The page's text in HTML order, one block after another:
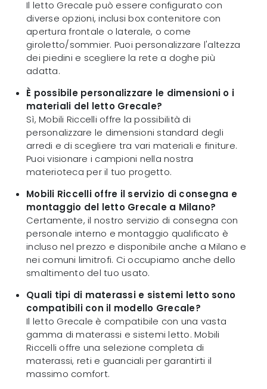
Il letto Grecale può essere configurato con
diverse opzioni, inclusi box contenitore con
apertura frontale o laterale, o come
giroletto/sommier. Puoi personalizzare l'altezza
dei piedini e scegliere la rete a doghe più
adatta.
È possibile personalizzare le dimensioni o i
materiali del letto Grecale?
Sì, Mobili Riccelli offre la possibilità di
personalizzare le dimensioni standard degli
arredi e di scegliere tra vari materiali e finiture.
Puoi visionare i campioni nella nostra
materioteca per il tuo progetto.
Mobili Riccelli offre il servizio di consegna e
montaggio del letto Grecale a Milano?
Certamente, il nostro servizio di consegna con
personale interno e montaggio qualificato è
incluso nel prezzo e disponibile anche a Milano e
nei comuni limitrofi. Ci occupiamo anche dello
smaltimento del tuo usato.
Quali tipi di materassi e sistemi letto sono
compatibili con il modello Grecale?
Il letto Grecale è compatibile con una vasta
gamma di materassi e sistemi letto. Mobili
Riccelli offre una selezione completa di
materassi, reti e guanciali per garantirti il
massimo comfort.